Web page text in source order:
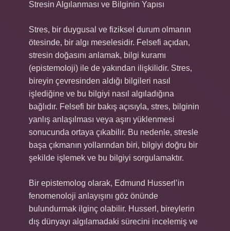
Stresin Algılanması ve Bilginin Yapısı
Stres, bir duygusal ve fiziksel durum olmanın
ötesinde, bir algı meselesidir. Felsefi açıdan,
stresin doğasını anlamak, bilgi kuramı
(epistemoloji) ile de yakından ilişkilidir. Stres,
bireyin çevresinden aldığı bilgileri nasıl
işlediğine ve bu bilgiyi nasıl algıladığına
bağlıdır. Felsefi bir bakış açısıyla, stres, bilginin
yanlış anlaşılması veya aşırı yüklenmesi
sonucunda ortaya çıkabilir. Bu nedenle, stresle
başa çıkmanın yollarından biri, bilgiyi doğru bir
şekilde işlemek ve bu bilgiyi sorgulamaktır.
Bir epistemolog olarak, Edmund Husserl’in
fenomenoloji anlayışını göz önünde
bulundurmak ilginç olabilir. Husserl, bireylerin
dış dünyayı algılamadaki sürecini incelemiş ve